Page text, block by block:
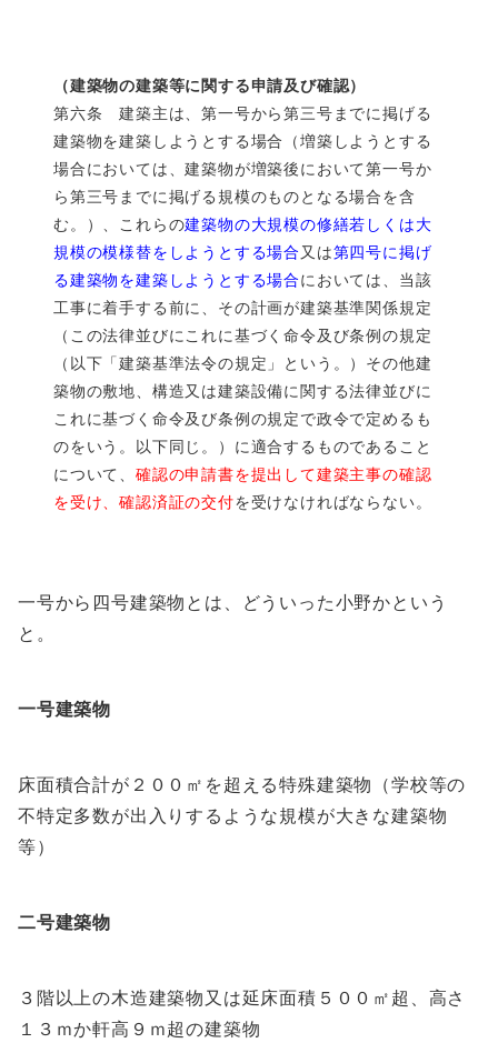
（建築物の建築等に関する申請及び確認）
第六条 建築主は、第一号から第三号までに掲げる
建築物を建築しようとする場合（増築しようとする
場合においては、建築物が増築後において第一号か
ら第三号までに掲げる規模のものとなる場合を含
む。）、これらの建築物の大規模の修繕若しくは大
規模の模様替をしようとする場合 又は第四号に掲げ
る建築物を建築しようとする場合においては、当該
工事に着手する前に、その計画が建築基準関係規定
（この法律並びにこれに基づく命令及び条例の規定
（以下「建築基準法令の規定」という。）その他建
築物の敷地、構造又は建築設備に関する法律並びに
これに基づく命令及び条例の規定で政令で定めるも
のをいう。以下同じ。）に適合するものであること
について、 確認の申請書を提出して建築主事の確認
を受け、確認済証の交付を受けなければならない。
一号から四号建築物とは、どういった小野かという
と。
一号建築物
床面積合計が２００㎡を超える特殊建築物（学校等の
不特定多数が出入りするような規模が大きな建築物
等）
二号建築物
３階以上の木造建築物又は延床面積５００㎡超、高さ
１３ｍか軒高９ｍ超の建築物